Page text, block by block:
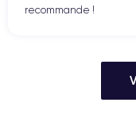
recommande !